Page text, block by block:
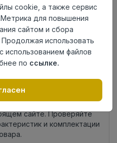
может отличаться от
сайте. Проверяйте
и комплектации
cookie, а также сервис
для повышения
сайтом и сбора
использовать
использованием файлов
по ссылке.